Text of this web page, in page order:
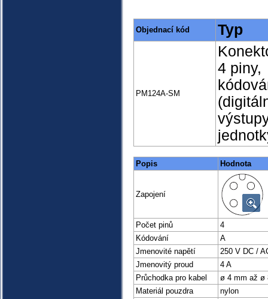
Objednací kód Typ
PM124A-SM
4 piny,
Popis Hodnota
Zapojení
Počet pinů
4
Kódování
A
Jmenovité napětí
250 V DC /
Jmenovitý proud
4 A
Průchodka pro kabel
ø 4 mm až ø
Materiál pouzdra
nylon